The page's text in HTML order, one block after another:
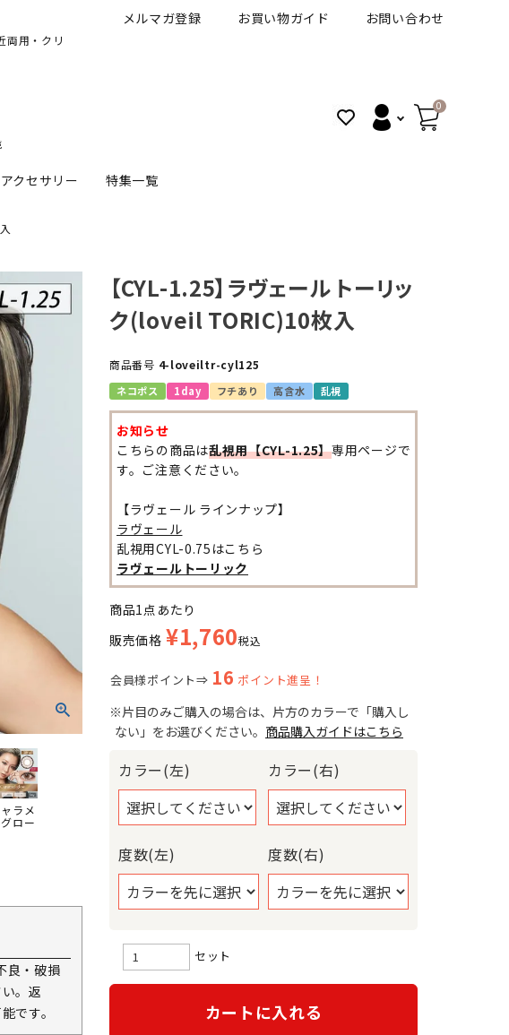
両用・クリ
メルマガ登録 お買い物ガイド お問い合わせ
0
ーマジックシリーズ ピュアアイズワンデー
リーズ その他ブランドはこちら
VT
アクセサリー 特集一覧
ラコン 細フチカラコン
ン特集 ハロウィンカラコン特集
ラメ
ロー
良・破損
。返
です。
【CYL-1.25】ラヴェール トーリッ
ク(loveil TORIC)10枚入
商品番号 4-loveiltr-cyl125
ネコポス 1day フチあり 高含水 乱視
お知らせ
こちらの商品は乱視用【CYL-1.25】専用ページで
す。ご注意ください。
【ラヴェール ラインナップ】
ラヴェール
乱視用CYL-0.75はこちら
ラヴェールトーリック
商品1点あたり
販売価格 ¥1,760税込
会員様ポイント⇒ 16 ポイント進呈！
※片目のみご購入の場合は、片方のカラーで「購入し
ない」をお選びください。 商品購入ガイドはこちら
カラー(左)
度数(左)
カラー(右)
度数(右)
セット
カートに入れる